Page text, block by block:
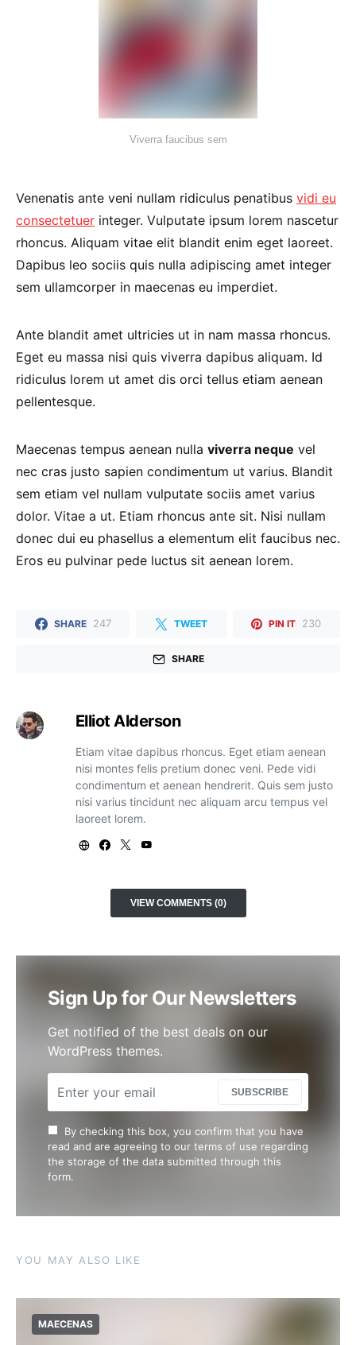
Viverra faucibus sem
Venenatis ante veni nullam ridiculus penatibus vidi eu
consectetuer integer. Vulputate ipsum lorem nascetur
rhoncus. Aliquam vitae elit blandit enim eget laoreet.
Dapibus leo sociis quis nulla adipiscing amet integer
sem ullamcorper in maecenas eu imperdiet.
Ante blandit amet ultricies ut in nam massa rhoncus.
Eget eu massa nisi quis viverra dapibus aliquam. Id
ridiculus lorem ut amet dis orci tellus etiam aenean
pellentesque.
Maecenas tempus aenean nulla viverra neque vel
nec cras justo sapien condimentum ut varius. Blandit
sem etiam vel nullam vulputate sociis amet varius
dolor. Vitae a ut. Etiam rhoncus ante sit. Nisi nullam
donec dui eu phasellus a elementum elit faucibus nec.
Eros eu pulvinar pede luctus sit aenean lorem.
SHARE 247 TWEET PIN IT 230
SHARE
Elliot Alderson
Etiam vitae dapibus rhoncus. Eget etiam aenean
nisi montes felis pretium donec veni. Pede vidi
condimentum et aenean hendrerit. Quis sem justo
nisi varius tincidunt nec aliquam arcu tempus vel
laoreet lorem.
VIEW COMMENTS (0)
Sign Up for Our Newsletters
Get notified of the best deals on our
WordPress themes.
SUBSCRIBE
By checking this box, you confirm that you have
read and are agreeing to our terms of use regarding
the storage of the data submitted through this
form.
YOU MAY ALSO LIKE
MAECENAS